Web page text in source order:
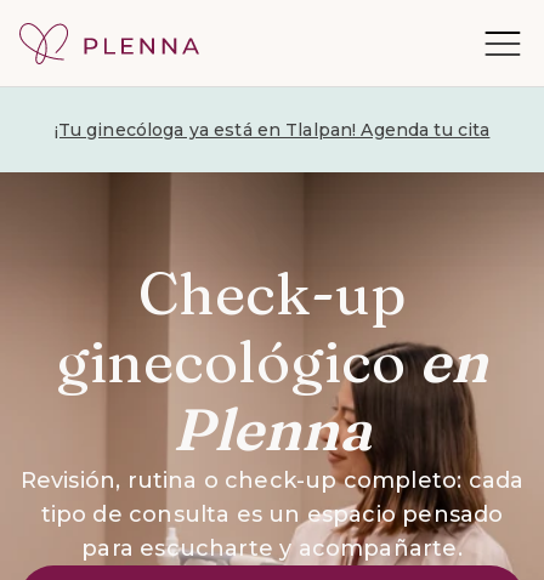
¡Tu ginecóloga ya está en Tlalpan! Agenda tu cita
Check-up
ginecológicoen
Plenna
Revisión, rutina o check-up completo: cada
tipo de consulta es un espacio pensado
para escucharte y acompañarte.